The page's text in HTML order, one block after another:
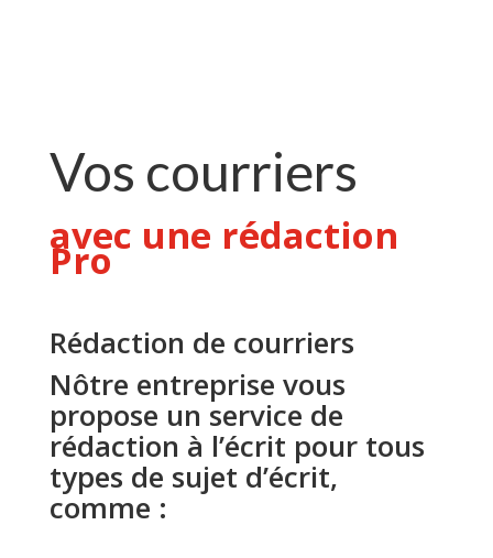
Vos courriers
avec une rédaction
Pro
Rédaction de courriers
Nôtre entreprise vous
propose un service de
rédaction à l’écrit pour tous
types de sujet d’écrit,
comme :